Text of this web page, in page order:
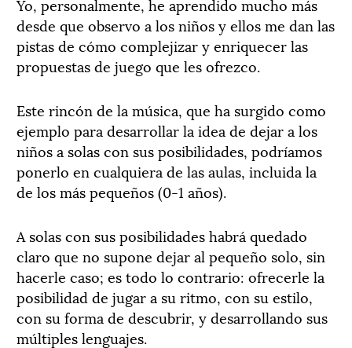
Yo, personalmente, he aprendido mucho más
desde que observo a los niños y ellos me dan las
pistas de cómo complejizar y enriquecer las
propuestas de juego que les ofrezco.
Este rincón de la música, que ha surgido como
ejemplo para desarrollar la idea de dejar a los
niños a solas con sus posibilidades, podríamos
ponerlo en cualquiera de las aulas, incluida la
de los más pequeños (0-1 años).
A solas con sus posibilidades habrá quedado
claro que no supone dejar al pequeño solo, sin
hacerle caso; es todo lo contrario: ofrecerle la
posibilidad de jugar a su ritmo, con su estilo,
con su forma de descubrir, y desarrollando sus
múltiples lenguajes.